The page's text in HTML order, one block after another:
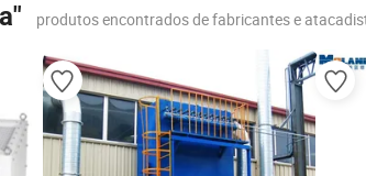
produtos encontrados de fabricantes e